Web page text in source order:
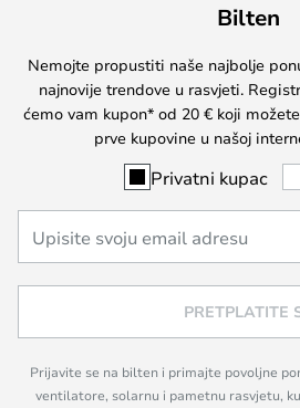
Bilten
Nemojte propustiti naše najbolje
najnovije trendove u rasvjeti.
ćemo vam kupon* od 20 € koji
prve kupovine u našoj
Privatni kupac
PRETPLATITE
Prijavite se na bilten i primajte povoljne
ventilatore, solarnu i pametnu rasvjetu,